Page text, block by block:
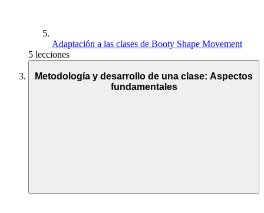
Adaptación a las clases de Booty Shape Movement
5 lecciones
Metodología y desarrollo de una clase: Aspectos
fundamentales